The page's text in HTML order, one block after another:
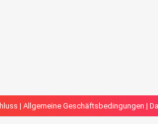
| Allgemeine Geschäftsbedingungen |